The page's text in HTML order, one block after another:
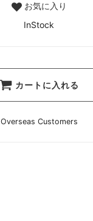
お気に入り
InStock
カートに入れる
Overseas Customers